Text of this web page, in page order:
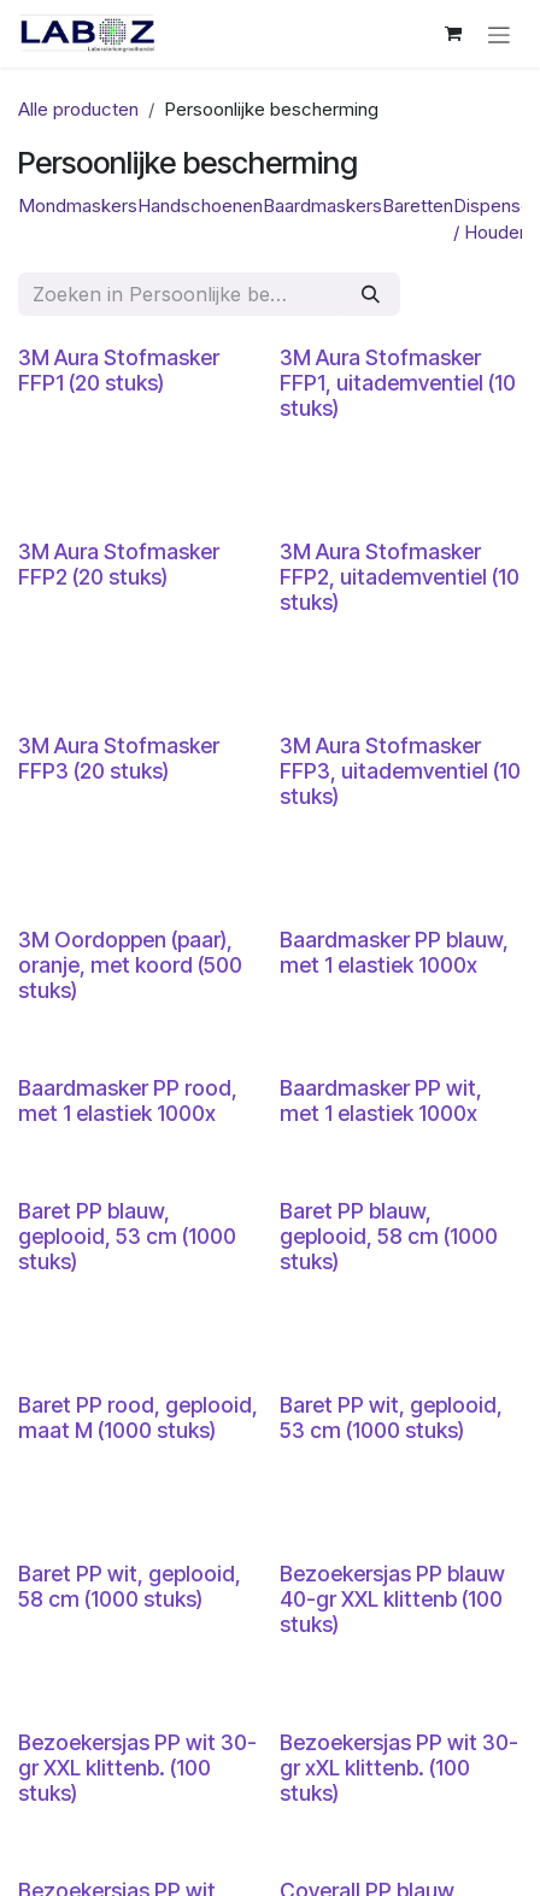
Overslaan naar inhoud
Alle producten Persoonlijke bescherming
Persoonlijke bescherming
MondmaskersHandschoenenBaardmaskersBaretten
/ Houders
3M Aura Stofmasker
FFP1 (20 stuks)
3M Aura Stofmasker
FFP1, uitademventiel (10
stuks)
3M Aura Stofmasker
FFP2 (20 stuks)
3M Aura Stofmasker
FFP2, uitademventiel (10
stuks)
3M Aura Stofmasker
FFP3 (20 stuks)
3M Aura Stofmasker
FFP3, uitademventiel (10
stuks)
3M Oordoppen (paar),
oranje, met koord (500
stuks)
Baardmasker PP blauw,
met 1 elastiek 1000x
Baardmasker PP rood,
met 1 elastiek 1000x
Baardmasker PP wit,
met 1 elastiek 1000x
Baret PP blauw,
geplooid, 53 cm (1000
stuks)
Baret PP blauw,
geplooid, 58 cm (1000
stuks)
Baret PP rood, geplooid,
maat M (1000 stuks)
Baret PP wit, geplooid,
53 cm (1000 stuks)
Baret PP wit, geplooid,
58 cm (1000 stuks)
Bezoekersjas PP blauw
40-gr XXL klittenb (100
stuks)
Bezoekersjas PP wit 30-
gr XXL klittenb. (100
stuks)
Bezoekersjas PP wit 30-
gr xXL klittenb. (100
stuks)
Bezoekersjas PP wit,
Coverall PP blauw,